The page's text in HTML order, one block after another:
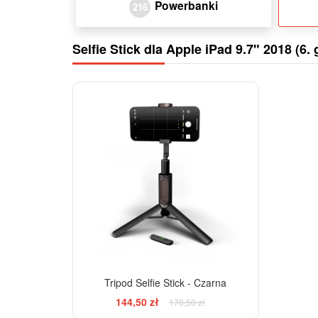
216 Powerbanki
Selfie Stick dla Apple iPad 9.7" 2018 (6.
Tripod Selfie Stick - Czarna
144,50 zł
170,50 zł